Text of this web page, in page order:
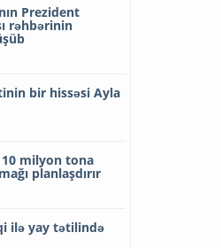
Prezident
rəhbərinin
bir hissəsi Ayla
10 milyon tona
planlaşdırır
ilə yay tətilində